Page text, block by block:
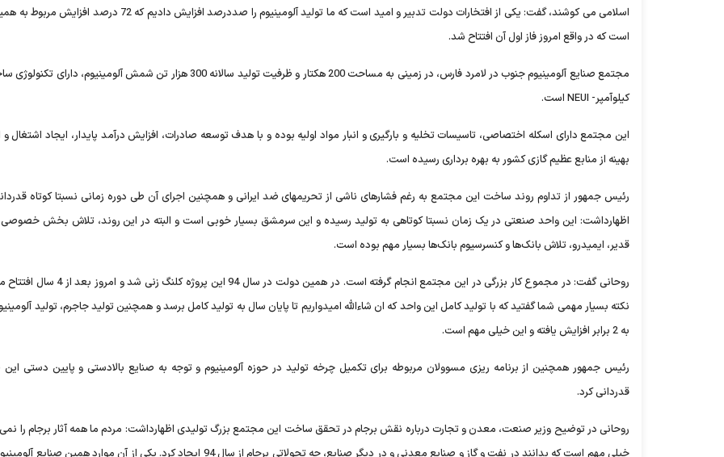
اسلامی می کوشند، گفت: یکی از افتخارات دولت تدبیر و امید است که ما تولید آلومینیوم را صددرصد افزایش دادیم که
است که در واقع امروز فاز اول آن افتتاح شد.
کیلوآمپر- NEUI است.
این مجتمع دارای اسکله اختصاصی، تاسیسات تخلیه و بارگیری و انبار مواد اولیه بوده و با هدف توسعه صادرات، افزایش درآمد پایدار، ایجاد اشتغال و
بهینه از منابع عظیم گازی کشور به بهره برداری رسیده است.
رئیس جمهور از تداوم روند ساخت این مجتمع به رغم فشارهای ناشی از تحریمهای ضد ایرانی و همچنین اجرای آن طی دوره زمانی نسبتا کوتاه
اظهارداشت: این واحد صنعتی در یک زمان نسبتا کوتاهی به تولید رسیده و این سرمشق بسیار خوبی است و البته در این روند، تلاش بخش
قدیر، ایمیدرو، تلاش بانک‌ها و کنسرسیوم بانک‌ها بسیار مهم بوده است.
روحانی گفت: در مجموع کار بزرگی در این مجتمع انجام گرفته است. در همین دولت در سال
نکته بسیار مهمی شما گفتید که با تولید کامل این واحد که ان شاءالله امیدواریم تا پایان سال به تولید کامل برسد و همچنین تولید جاجرم، تولید
به 2 برابر افزایش یافته و این خیلی مهم است.
رئیس جمهور همچنین از برنامه ریزی مسوولان مربوطه برای تکمیل چرخه تولید در حوزه آلومینیوم و توجه به صنایع بالادستی و پایین دستی
قدردانی کرد.
روحانی در توضیح وزیر صنعت، معدن و تجارت درباره نقش برجام در تحقق ساخت این مجتمع بزرگ تولیدی اظهارداشت: مردم ما همه آثار برجام را نمی
خیلی مهم است که بدانند در نفت و گاز و صنایع معدنی و در دیگر صنایع، چه تحولاتی برجام از سال 94 ایجاد کرد. یکی از آن موارد